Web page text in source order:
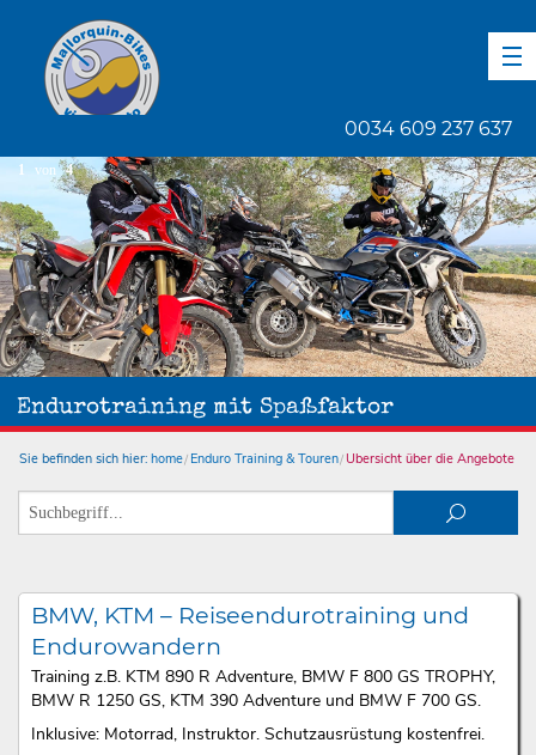
0034 609 237 637
Endurotraining mit Spaßfaktor
1 von 4
Sie befinden sich hier: home Enduro Training & Touren Übersicht über die Angebote
BMW, KTM – Reiseendurotraining und
Endurowandern
Training z.B. KTM 890 R Adventure, BMW F 800 GS TROPHY,
BMW R 1250 GS, KTM 390 Adventure und BMW F 700 GS.
Inklusive: Motorrad, Instruktor. Schutzausrüstung kostenfrei.